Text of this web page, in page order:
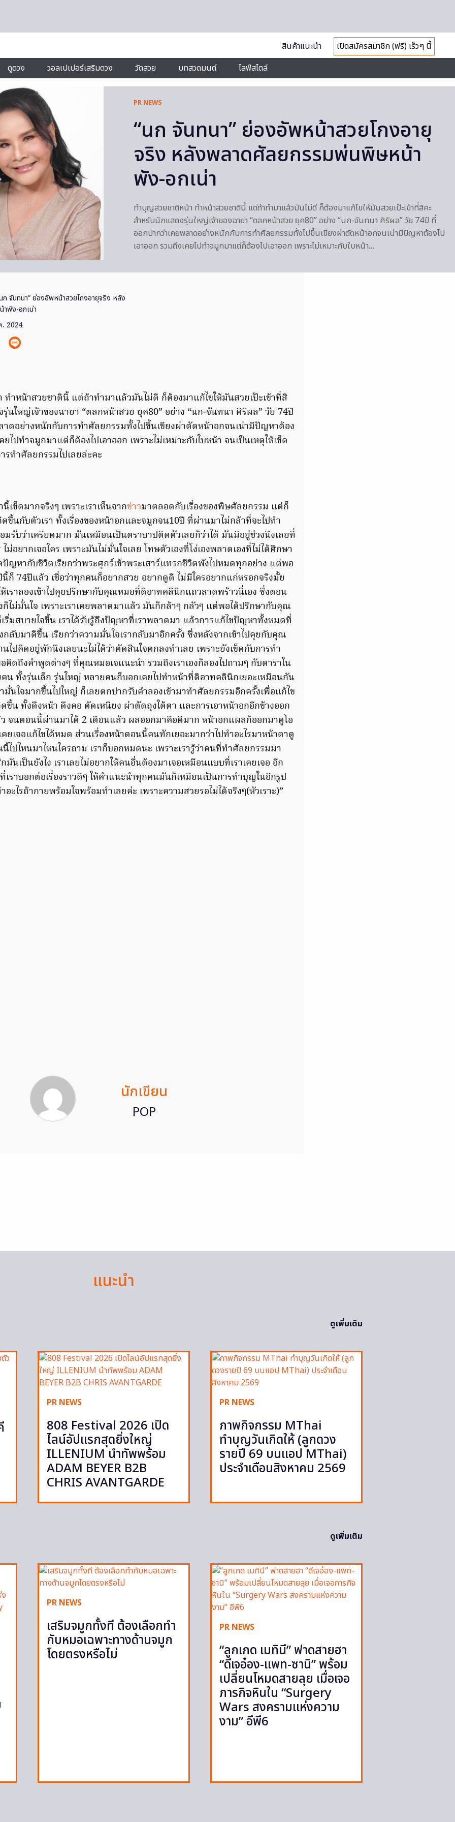
สินค้าแนะนำ
เปิดสมัครสมาชิก (ฟรี) เร็วๆ นี้
ดูดวง
วอลเปเปอร์เสริมดวง วัดสวย บทสวดมนต์ ไลฟ์สไตล์
PR NEWS
“นก จันทนา” ย่องอัพหน้าสวยโกงอายุ
จริง หลังพลาดศัลยกรรมพ่นพิษหน้า
พัง-อกเน่า
ทำบุญสวยชาติหน้า ทำหน้าสวยชาตินี้ แต่ถ้าทำมาแล้วมันไม่ดี ก็ต้องมาแก้ไขให้มันสวยเป๊ะเข้าที่สิคะ
สำหรับนักแสดงรุ่นใหญ่เจ้าของฉายา “ตลกหน้าสวย ยุค80” อย่าง “นก-จันทนา ศิริผล” วัย 74ปี ที่
ออกปากว่าเคยพลาดอย่างหนักกับการทำศัลยกรรมทั้งไปขึ้นเขียงผ่าตัดหน้าอกจนเน่ามีปัญหาต้องไป
เอาออก รวมถึงเคยไปทำจมูกมาแต่ก็ต้องไปเอาออก เพราะไม่เหมาะกับใบหน้า…
จันทนา” ย่องอัพหน้าสวยโกงอายุจริง หลัง
พัง-อกเน่า
. 2024
ำหน้าสวยชาตินี้ แต่ถ้าทำมาแล้วมันไม่ดี ก็ต้องมาแก้ไขให้มันสวยเป๊ะเข้าที่สิ
นใหญ่เจ้าของฉายา “ตลกหน้าสวย ยุค80” อย่าง “นก-จันทนา ศิริผล” วัย 74ปี
าดอย่างหนักกับการทำศัลยกรรมทั้งไปขึ้นเขียงผ่าตัดหน้าอกจนเน่ามีปัญหาต้อง
ยไปทำจมูกมาแต่ก็ต้องไปเอาออก เพราะไม่เหมาะกับใบหน้า จนเป็นเหตุให้เข็ด
รทำศัลยกรรมไปเลยล่ะคะ
เข็ดมากจริงๆ เพราะเราเห็นจากข่าวมาตลอดกับเรื่องของพิษศัลยกรรม แต่ก็
ขึ้นกับตัวเรา ทั้งเรื่องของหน้าอกและจมูกจน10ปี ที่ผ่านมาไม่กล้าที่จะไปทำ
มรับว่าเครียดมาก มันเหมือนเป็นตราบาปติดตัวเลยก็ว่าได้ มันมีอยู่ช่วงนึงเลยที่
ไม่อยากเจอใคร เพราะมันไม่มั่นใจเลย โทษตัวเองที่โง่เองพลาดเองที่ไม่ได้ศึกษา
ญหากับชีวิตเรียกว่าพระศุกร์เข้าพระเสาร์แทรกชีวิตพังไปหมดทุกอย่าง แต่พอ
ก็ 74ปีแล้ว เชื่อว่าทุกคนก็อยากสวย อยากดูดี ไม่มีใครอยากแก่หรอกจริงมั้ย
เราลองเข้าไปคุยปรึกษากับคุณหมอที่ดิอาทคลินิกแถวลาดพร้าวนี่เอง ซึ่งตอน
งก็ไม่มั่นใจ เพราะเราเคยพลาดมาแล้ว มันก็กล้าๆ กลัวๆ แต่พอได้ปรึกษากับคุณ
ริ่มสบายใจขึ้น เราได้รับรู้ถึงปัญหาที่เราพลาดมา แล้วการแก้ไขปัญหาทั้งหมดที่
ลับมาดีขึ้น เรียกว่าความมั่นใจเรากลับมาอีกครั้ง ซึ่งหลังจากเข้าไปคุยกับคุณ
ไปคิดอยู่พักนึงเลยนะไม่ได้ว่าตัดสินใจตกลงทำเลย เพราะยังเข็ดกับการทำ
ดถึงคำพูดต่างๆ ที่คุณหมอเจแนะนำ รวมถึงเราเองก็ลองไปถามๆ กับดาราใน
น ทั้งรุ่นเล็ก รุ่นใหญ่ หลายคนก็บอกเคยไปทำหน้าที่ดิอาทคลินิกเยอะเหมือนกัน
มั่นใจมากขึ้นไปใหญ่ ก็เลยตกปากรับคำลองเข้ามาทำศัลยกรรมอีกครั้งเพื่อแก้ไข
น ทั้งดึงหน้า ดึงคอ ตัดเหนียง ผ่าตัดถุงใต้ตา และการเอาหน้าอกอีกข้างออก
ว จนตอนนี้ผ่านมาได้ 2 เดือนแล้ว ผลออกมาคือดีมาก หน้าอกแผลก็ออกมาดูโอ
ยเจอแก้ไขได้หมด ส่วนเรื่องหน้าตอนนี้คนทักเยอะมากว่าไปทำอะไรมาหน้าตาดู
ไปไหนมาไหนใครถาม เราก็บอกหมดนะ เพราะเรารู้ว่าคนที่ทำศัลยกรรมมา
นเป็นยังไง เราเลยไม่อยากให้คนอื่นต้องมาเจอเหมือนแบบที่เราเคยเจอ อีก
ที่เราบอกต่อเรื่องราวดีๆ ให้คำแนะนำทุกคนมันก็เหมือนเป็นการทำบุญในอีกรูป
ะไรถ้ากายพร้อมใจพร้อมทำเลยค่ะ เพราะความสวยรอไม่ได้จริงๆ(หัวเราะ)”
นักเขียน
POP
แนะนำ
ดูเพิ่มเติม
PR NEWS
808 Festival 2026 เปิด
ไลน์อัปแรกสุดยิ่งใหญ่
ILLENIUM นำทัพพร้อม
ADAM BEYER B2B
CHRIS AVANTGARDE
PR NEWS
ภาพกิจกรรม MThai
ทำบุญวันเกิดให้ (ลูกดวง
รายปี 69 บนแอป MThai)
ประจำเดือนสิงหาคม 2569
ดูเพิ่มเติม
PR NEWS
เสริมจมูกทั้งที ต้องเลือกทำ
กับหมอเฉพาะทางด้านจมูก
โดยตรงหรือไม่
PR NEWS
“ลูกเกด เมทินี” ฟาดสายฮา
“ดีเจอ๋อง-แพท-ซานิ” พร้อม
เปลี่ยนโหมดสายลุย เมื่อเจอ
ภารกิจหินใน “Surgery
Wars สงครามแห่งความ
งาม” อีพี6